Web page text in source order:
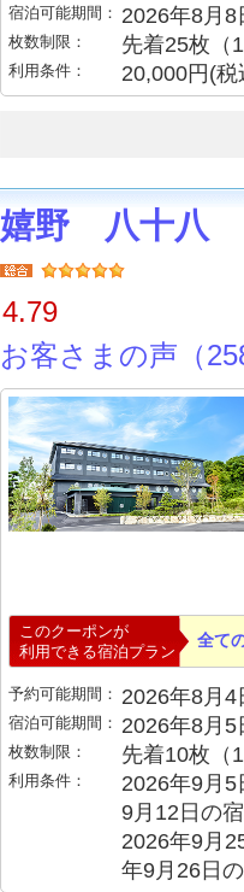
宿泊可能期間： 2026年8月
枚数制限： 先着25枚（
利用条件： 20,000円(
嬉野 八十八
4.79
お客さまの声（
このクーポンが
利用できる宿泊プラン
全て
予約可能期間： 2026年8月
宿泊可能期間： 2026年8月
枚数制限： 先着10枚（
利用条件：
2026年9月
9月12日の
2026年9月
年9月26日